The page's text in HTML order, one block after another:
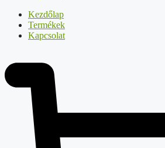
Kezdőlap
Termékek
Kapcsolat